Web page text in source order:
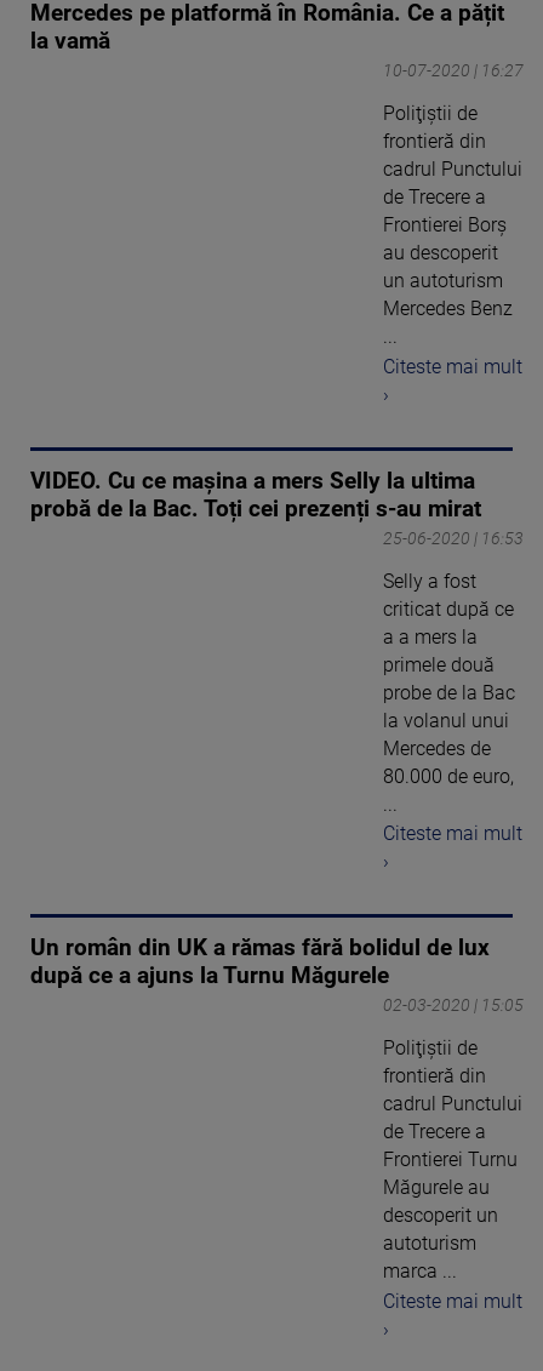
Mercedes pe platformă în România. Ce a pățit
la vamă
10-07-2020 | 16:27
Poliţiştii de
frontieră din
cadrul Punctului
de Trecere a
Frontierei Borș
au descoperit
un autoturism
Mercedes Benz
...
Citeste mai mult
›
VIDEO. Cu ce mașina a mers Selly la ultima
probă de la Bac. Toți cei prezenți s-au mirat
25-06-2020 | 16:53
Selly a fost
criticat după ce
a a mers la
primele două
probe de la Bac
la volanul unui
Mercedes de
80.000 de euro,
Citeste mai mult
›
Un român din UK a rămas fără bolidul de lux
după ce a ajuns la Turnu Măgurele
02-03-2020 | 15:05
Poliţiştii de
frontieră din
cadrul Punctului
de Trecere a
Frontierei Turnu
Măgurele au
descoperit un
autoturism
marca ...
Citeste mai mult
›